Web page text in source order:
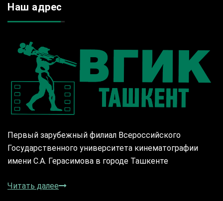
Наш адрес
Первый зарубежный филиал Всероссийского
Государственного университета кинематографии
имени С.А. Герасимова в городе Ташкенте
Читать далее